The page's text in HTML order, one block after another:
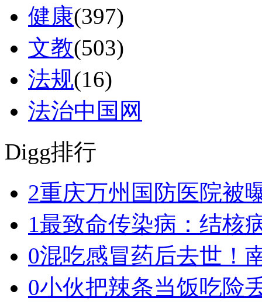
健康(397)
文教(503)
法规(16)
法治中国网
Digg排行
2重庆万州国防医院被
1最致命传染病：结核
0混吃感冒药后去世！
0小伙把辣条当饭吃险